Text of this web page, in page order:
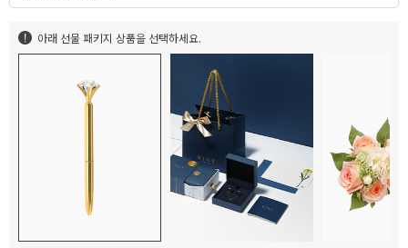
아래 선물 패키지 상품을 선택하세요.